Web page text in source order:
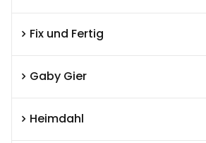
Fix und Fertig
Gaby Gier
Heimdahl